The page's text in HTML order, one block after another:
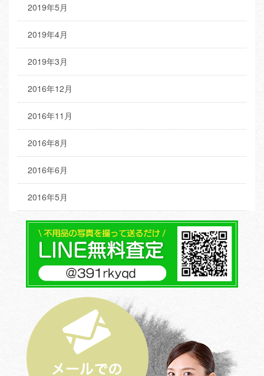
2019年5月
2019年4月
2019年3月
2016年12月
2016年11月
2016年8月
2016年6月
2016年5月